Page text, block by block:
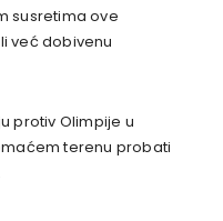
susretima ove
već dobivenu
protiv Olimpije u
terenu probati